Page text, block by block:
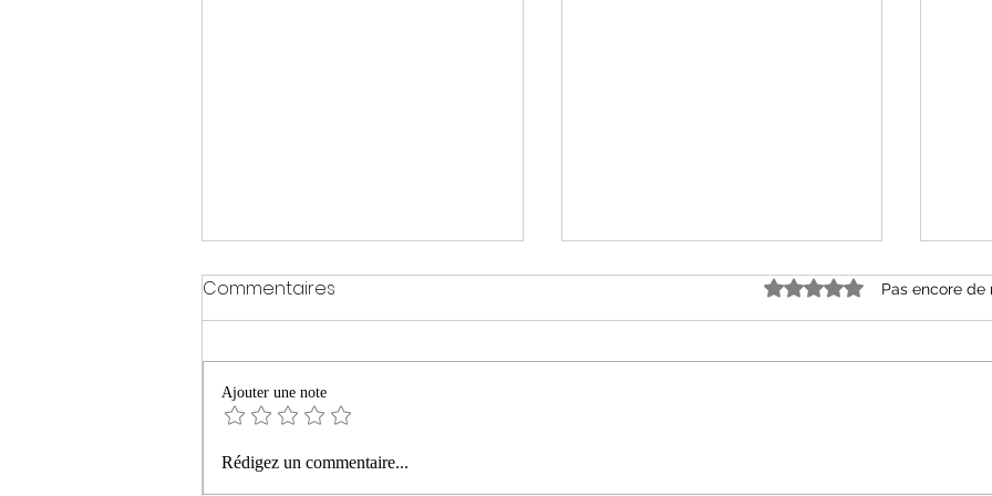
« La montagne ardente »
Commentaires Noté 0 étoile sur 5.Pas encore de
Ajouter une note
Rédigez un commentaire...